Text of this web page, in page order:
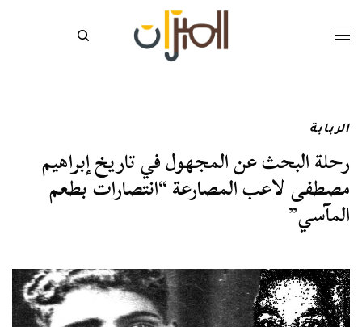
الربابة
رحلة البحث عن المجهول في تاريخ إبراهيم
مصطفى لاعب المصارعة “انتصارات بطعم
المآسي”